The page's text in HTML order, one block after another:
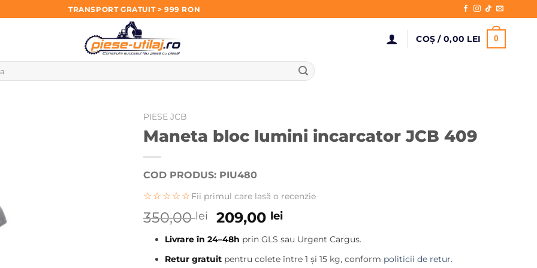
TRANSPORT GRATUIT > 999 RON
COȘ / 0,00 LEI 0
PIESE JCB
Maneta bloc lumini incarcator JCB 409
COD PRODUS: PIU480
☆☆☆☆☆ Fii primul care lasă o recenzie
350,00lei
Prețul
a
fost:
209,00 leiPrețul
este:
209,00 lei.
Livrare în 24–48h prin GLS sau Urgent Cargus.
Retur gratuit pentru colete între 1 și 15 kg, conform politicii de retur.